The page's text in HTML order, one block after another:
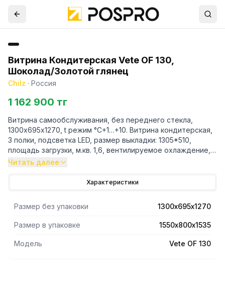
Витрина Кондитерская Vete OF 130,
Шоколад/Золотой глянец
Chilz · Россия
1 162 900 тг
Витрина самообслуживания, без переднего стекла,
1300х695х1270, t режим °C+1…+10. Витрина кондитерская,
3 полки, подсветка LED, размер выкладки: 1305*510,
площадь загрузки, м.кв. 1,6, вентилируемое охлаждение,
потр. эл.энергии 14,3кВтч/сутки, 190кг, Ночная шторка с
Читать далее
Характеристики
Размер без упаковки 1300х695х1270
Размер в упаковке 1550х800х1535
Модель Vete OF 130